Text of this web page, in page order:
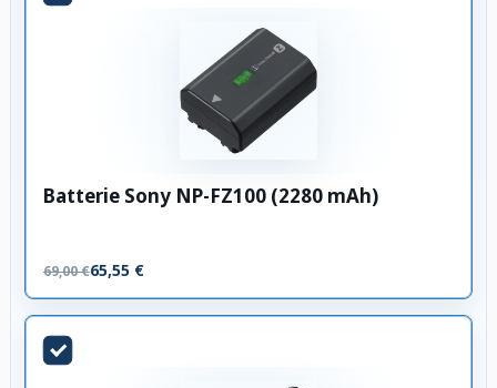
Batterie Sony NP-FZ100 (2280 mAh)
69,00 €65,55 €